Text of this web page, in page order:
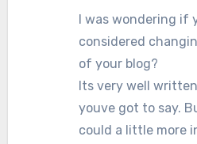
I was wondering if
considered
of your blog?
Its very well
youve got to say.
could a little more